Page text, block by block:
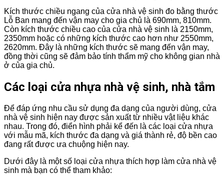
Kích thước chiều ngang của cửa nhà vệ sinh đo bằng thước
Lỗ Ban mang đến vận may cho gia chủ là 690mm, 810mm.
Còn kích thước chiều cao của cửa nhà vệ sinh là 2150mm,
2350mm hoặc có những kích thước cao hơn như 2550mm,
2620mm. Đây là những kích thước sẽ mang đến vận may,
đồng thời cũng sẽ đảm bảo tính thẩm mỹ cho không gian nhà
ở của gia chủ.
Các loại cửa nhựa nhà vệ sinh, nhà tắm
Để đáp ứng nhu cầu sử dụng đa dạng của người dùng, cửa
nhà vệ sinh hiện nay được sản xuất từ nhiều vật liệu khác
nhau. Trong đó, điển hình phải kể đến là các loại cửa nhựa
với mẫu mã, kích thước đa dạng và giá thành rẻ, độ bền cao
đang rất được ưa chuộng hiện nay.
Dưới đây là một số loại cửa nhựa thích hợp làm cửa nhà vệ
sinh mà bạn có thể tham khảo: